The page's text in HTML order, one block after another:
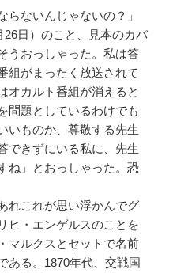
ないんじゃないの？」
日）のこと、見本のカバ
うおっしゃった。私は答
組がまったく放送されて
オカルト番組が消えると
問題としているわけでも
いものか、尊敬する先生
できずにいる私に、先生
ね」とおっしゃった。恐
れこれが思い浮かんでグ
ヒ・エンゲルスのことを
マルクスとセットで名前
ある。1870年代、交戦国